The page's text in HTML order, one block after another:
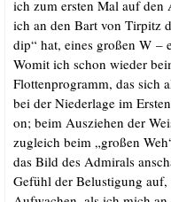
ich zum ers­ten Mal auf den
ich an den Bart von Tirpitz
dip“ hat, eines gro­ßen W –
Womit ich schon wie­der
Flot­ten­pro­gramm, das sich
bei der Nie­der­la­ge im
on; beim Aus­zie­hen der
zugleich beim „gro­ßen
das Bild des Admi­rals
Gefühl der Belus­ti­gung